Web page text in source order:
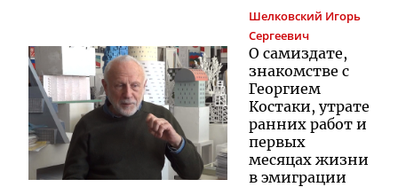
Шелковский Игорь
Сергеевич
О самиздате,
знакомстве с
Георгием
Костаки, утрате
ранних работ и
первых
месяцах жизни
в эмиграции